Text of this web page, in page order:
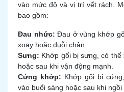
vào mức độ và vị trí vết rách.
bao gồm:
Đau nhức: Đau ở vùng khớp
xoay hoặc duỗi chân.
Sưng: Khớp gối bị sưng, có
hoặc sau khi vận động mạnh.
Cứng khớp: Khớp gối bị
vào buổi sáng hoặc sau khi ngồi